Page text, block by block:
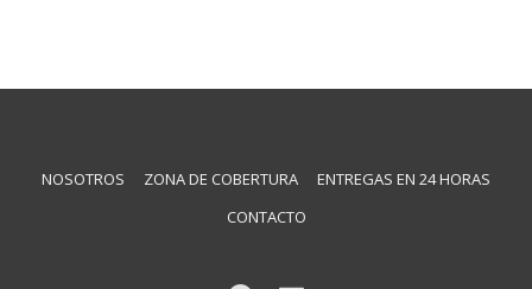
NOSOTROS ZONA DE COBERTURA
ENTREGAS EN 24 HORAS
CONTACTO